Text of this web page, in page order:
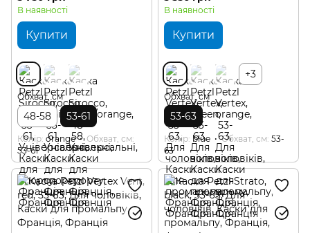
В наявності
Купити
Обхват, см
48-58 53-61
Колір orange
Обхват, см
53-61
В наявності
Купити
+3
Обхват, см
53-63
Колір blue Обхват, см 53-
63